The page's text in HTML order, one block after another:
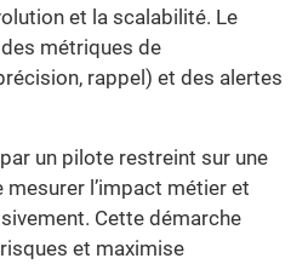
et la scalabilité. Le
métriques de
rappel) et des alertes
un pilote restreint sur une
l’impact métier et
Cette démarche
et maximise